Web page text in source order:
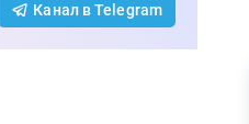
Канал в Telegram